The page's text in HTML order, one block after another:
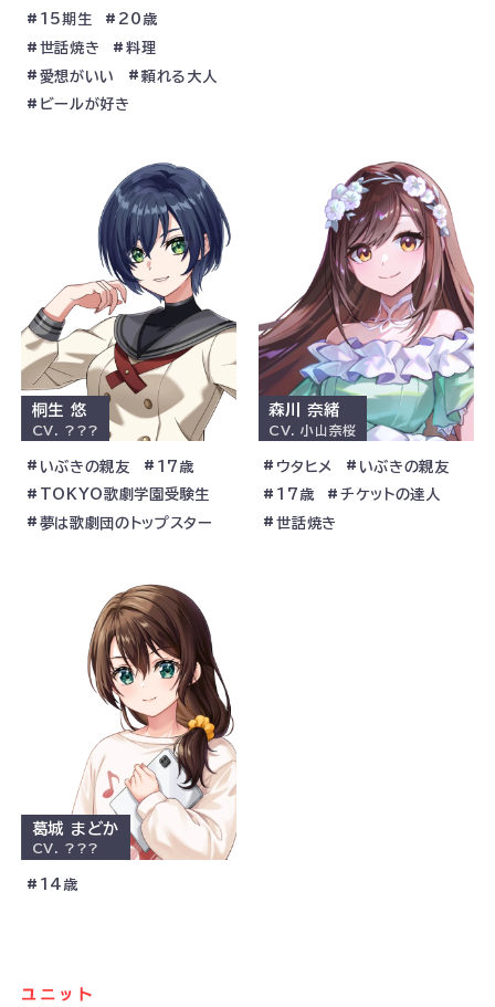
15期生
20歳
世話焼き
料理
愛想がいい
頼れる大人
ビールが好き
桐生 悠
CV. ???
いぶきの親友
17歳
TOKYO歌劇学園受験生
夢は歌劇団のトップスター
森川 奈緒
CV.小山奈桜
ウタヒメ
いぶきの親友
17歳
チケットの達人
世話焼き
葛城 まどか
CV. ???
14歳